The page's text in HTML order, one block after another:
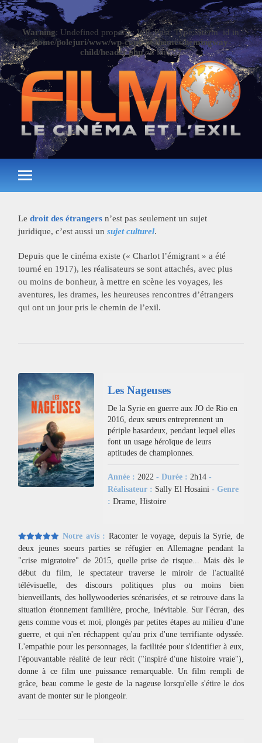
Warning: Undefined property: WP_Post_Type::$term_id in
/home/polejuri/www/wp-content/themes/hemingway-
child/header.phpon line57
Ledroit des étrangers n’est pas seulement un sujet
juridique, c’est aussi unsujet culturel.
Depuis que le cinéma existe (« Charlot l’émigrant » a été
tourné en 1917), les réalisateurs se sont attachés, avec plus
ou moins de bonheur, à mettre en scène les voyages, les
aventures, les drames, les heureuses rencontres d’étrangers
qui ont un jour pris le chemin de l’exil.
Les Nageuses
De la Syrie en guerre aux JO de Rio en
2016, deux sœurs entreprennent un
périple hasardeux, pendant lequel elles
font un usage héroïque de leurs
aptitudes de championnes.
Année : 2022- Durée : 2h14-
Réalisateur : Sally El Hosaini- Genre
:Drame, Histoire
Notre avis : Raconter le voyage, depuis la Syrie, de
deux jeunes soeurs parties se réfugier en Allemagne pendant la
"crise migratoire" de 2015, quelle prise de risque... Mais dès le
début du film, le spectateur traverse le miroir de l'actualité
télévisuelle, des discours politiques plus ou moins bien
bienveillants, des hollywooderies scénarisées, et se retrouve dans la
situation étonnement familière, proche, inévitable. Sur l'écran, des
gens comme vous et moi, plongés par petites étapes au milieu d'une
guerre, et qui n'en réchappent qu'au prix d'une terrifiante odyssée.
L'empathie pour les personnages, la facilitée pour s'identifier à eux,
l'épouvantable réalité de leur récit ("inspiré d'une histoire vraie"),
donne à ce film une puissance remarquable. Un film rempli de
grâce, beau comme le geste de la nageuse lorsqu'elle s'étire le dos
avant de monter sur le plongeoir.